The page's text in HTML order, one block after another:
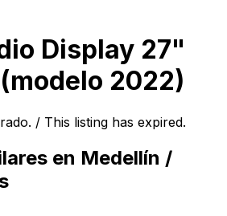
Display 27"
2022)
/ This listing has expired.
en Medellín /